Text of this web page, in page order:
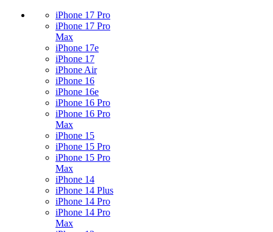
iPhone 17 Pro
iPhone 17 Pro
Max
iPhone 17e
iPhone 17
iPhone Air
iPhone 16
iPhone 16e
iPhone 16 Pro
iPhone 16 Pro
Max
iPhone 15
iPhone 15 Pro
iPhone 15 Pro
Max
iPhone 14
iPhone 14 Plus
iPhone 14 Pro
iPhone 14 Pro
Max